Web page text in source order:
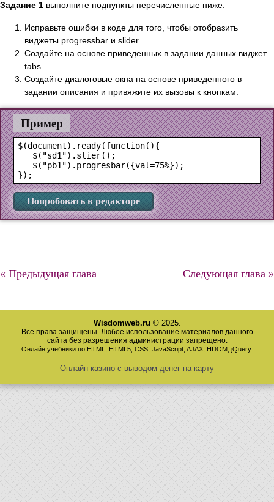
Задание 1 выполните подпункты перечисленные ниже:
Исправьте ошибки в коде для того, чтобы отобразить
виджеты progressbar и slider.
Создайте на основе приведенных в задании данных виджет
tabs.
Создайте диалоговые окна на основе приведенного в
задании описания и привяжите их вызовы к кнопкам.
Пример
$(document).ready(function(){
   $("sd1").slier();
   $("pb1").progresbar({val=75%});
Попробовать в редакторе
« Предыдущая глава Следующая глава »
Wisdomweb.ru © 2025.
Все права защищены. Любое использование материалов данного
сайта без разрешения администрации запрещено.
Онлайн учебники по HTML, HTML5, CSS, JavaScript, AJAX, HDOM, jQuery.
Онлайн казино с выводом денег на карту